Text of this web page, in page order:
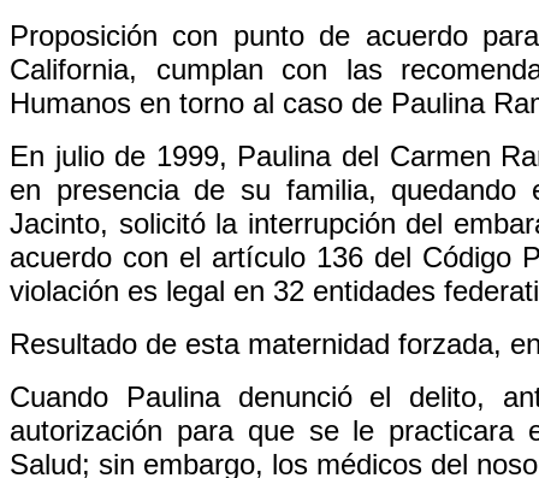
Proposición con punto de acuerdo
California, cumplan con las
Humanos en torno al caso de Paulina
En julio de 1999, Paulina del Carmen
en presencia de su familia,
Jacinto, solicitó la interrupción del
acuerdo con el artículo 136 del Código
violación es legal en 32 entidades
Resultado de esta maternidad forzada,
Cuando Paulina denunció el delito,
autorización para que se le
Salud; sin embargo, los médicos del